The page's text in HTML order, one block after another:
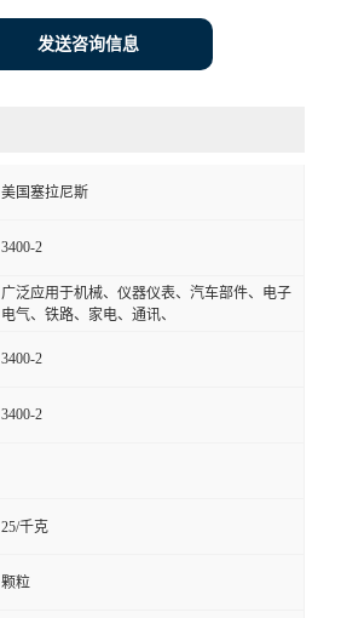
发送咨询信息
美国塞拉尼斯
3400-2
广泛应用于机械、仪器仪表、汽车部件、电子
电气、铁路、家电、通讯、
3400-2
3400-2
25/千克
颗粒